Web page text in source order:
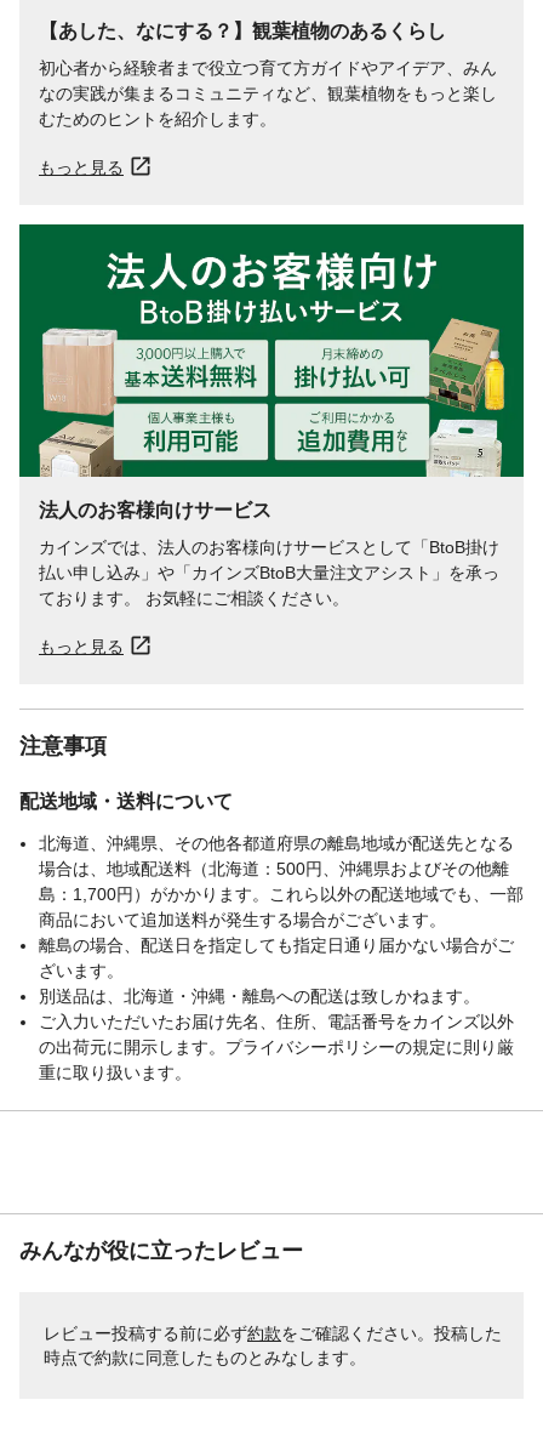
【あした、なにする？】観葉植物のあるくらし
初心者から経験者まで役立つ育て方ガイドやアイデア、みん
なの実践が集まるコミュニティなど、観葉植物をもっと楽し
むためのヒントを紹介します。
もっと見る
法人のお客様向けサービス
カインズでは、法人のお客様向けサービスとして「BtoB掛け
払い申し込み」や「カインズBtoB大量注文アシスト」を承っ
ております。 お気軽にご相談ください。
もっと見る
注意事項
配送地域・送料について
北海道、沖縄県、その他各都道府県の離島地域が配送先となる
場合は、地域配送料（北海道：500円、沖縄県およびその他離
島：1,700円）がかかります。これら以外の配送地域でも、一部
商品において追加送料が発生する場合がございます。
離島の場合、配送日を指定しても指定日通り届かない場合がご
ざいます。
別送品は、北海道・沖縄・離島への配送は致しかねます。
ご入力いただいたお届け先名、住所、電話番号をカインズ以外
の出荷元に開示します。プライバシーポリシーの規定に則り厳
重に取り扱います。
みんなが役に立ったレビュー
レビュー投稿する前に必ず約款をご確認ください。投稿した
時点で約款に同意したものとみなします。